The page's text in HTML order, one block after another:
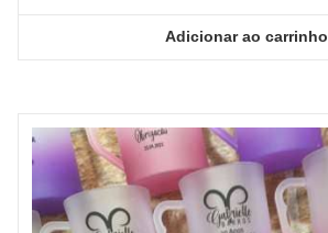
Adicionar ao carrinho